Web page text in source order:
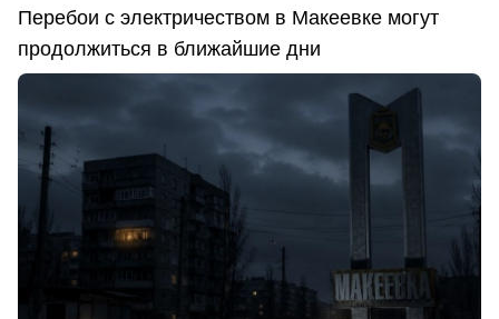
Перебои с электричеством в Макеевке могут
продолжиться в ближайшие дни